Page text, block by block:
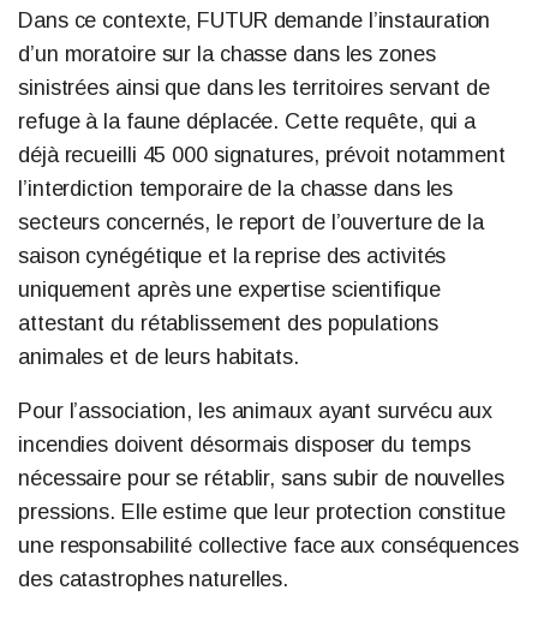
Dans ce contexte, FUTUR demande l’instauration
d’un moratoire sur la chasse dans les zones
sinistrées ainsi que dans les territoires servant de
refuge à la faune déplacée. Cette requête, qui a
déjà recueilli 45 000 signatures, prévoit notamment
l’interdiction temporaire de la chasse dans les
secteurs concernés, le report de l’ouverture de la
saison cynégétique et la reprise des activités
uniquement après une expertise scientifique
attestant du rétablissement des populations
animales et de leurs habitats.
Pour l’association, les animaux ayant survécu aux
incendies doivent désormais disposer du temps
nécessaire pour se rétablir, sans subir de nouvelles
pressions. Elle estime que leur protection constitue
une responsabilité collective face aux conséquences
des catastrophes naturelles.